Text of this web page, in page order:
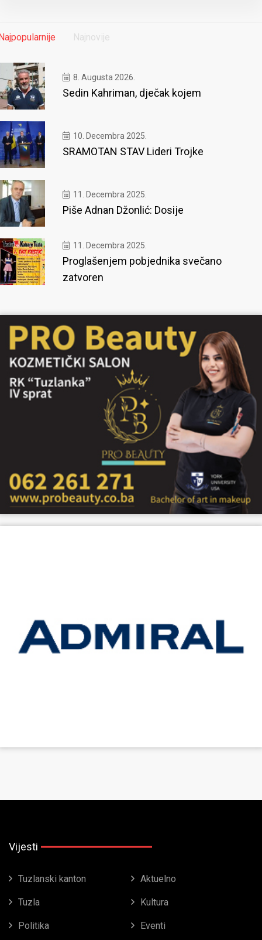
Najnovije
8. Augusta 2026.
Sedin Kahriman, dječak kojem
10. Decembra 2025.
SRAMOTAN STAV Lideri Trojke
11. Decembra 2025.
Piše Adnan Džonlić: Dosije
11. Decembra 2025.
Proglašenjem pobjednika svečano
zatvoren
Vijesti
Tuzlanski kanton Aktuelno
Tuzla Kultura
Politika Eventi